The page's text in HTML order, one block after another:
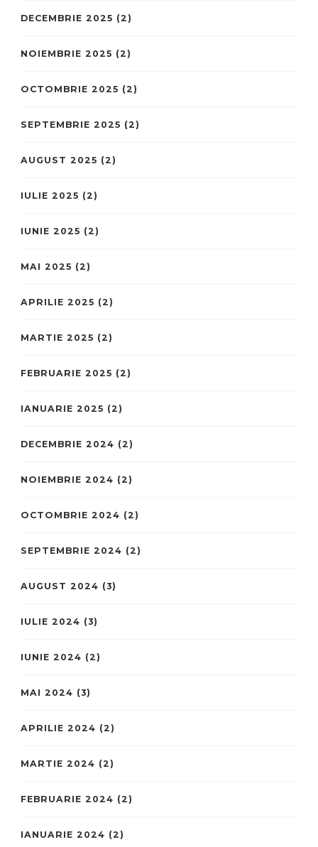
DECEMBRIE 2025 (2)
NOIEMBRIE 2025 (2)
OCTOMBRIE 2025 (2)
SEPTEMBRIE 2025 (2)
AUGUST 2025 (2)
IULIE 2025 (2)
IUNIE 2025 (2)
MAI 2025 (2)
APRILIE 2025 (2)
MARTIE 2025 (2)
FEBRUARIE 2025 (2)
IANUARIE 2025 (2)
DECEMBRIE 2024 (2)
NOIEMBRIE 2024 (2)
OCTOMBRIE 2024 (2)
SEPTEMBRIE 2024 (2)
AUGUST 2024 (3)
IULIE 2024 (3)
IUNIE 2024 (2)
MAI 2024 (3)
APRILIE 2024 (2)
MARTIE 2024 (2)
FEBRUARIE 2024 (2)
IANUARIE 2024 (2)